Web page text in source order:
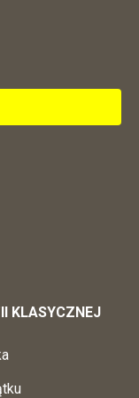
KLASYCZNEJ